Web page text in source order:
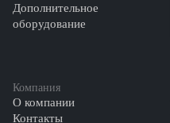
Дополнительное
оборудование
Компания
О компании
Контакты